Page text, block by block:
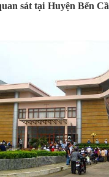
sát tại Huyện Bến